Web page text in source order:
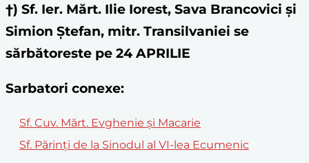
†) Sf. Ier. Mărt. Ilie Iorest, Sava Brancovici și
Simion Ștefan, mitr. Transilvaniei se
sărbătoreste pe 24 APRILIE
Sarbatori conexe:
Sf. Cuv. Mărt. Evghenie şi Macarie
Sf. Părinți de la Sinodul al VI-lea Ecumenic